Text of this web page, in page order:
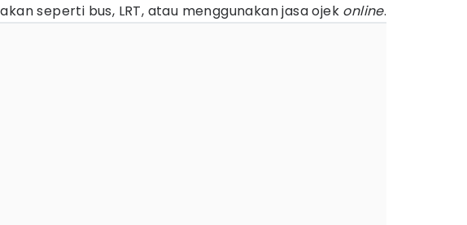
seperti bus, LRT, atau menggunakan jasa ojek online.